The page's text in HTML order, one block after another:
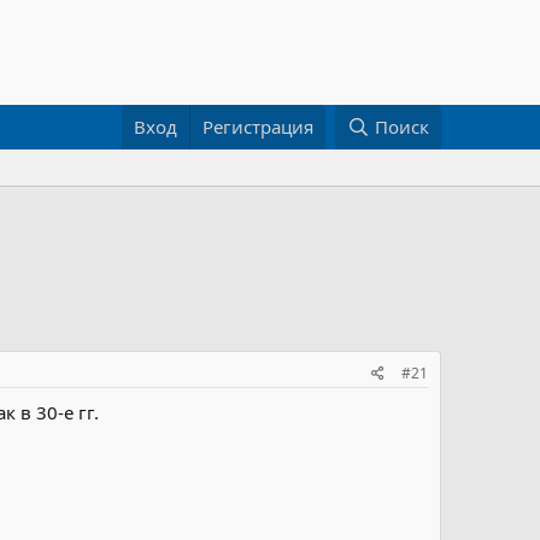
Вход Регистрация Поиск
#21
в 30-е гг.